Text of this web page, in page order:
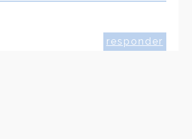
responder